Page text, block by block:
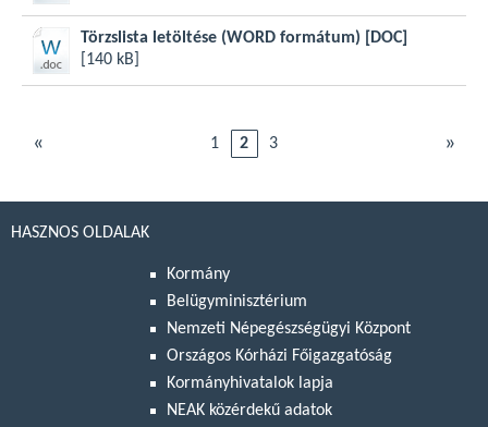
Törzslista letöltése (WORD formátum)
[DOC]
[140 kB]
« 1 2 3 »
HASZNOS OLDALAK
Kormány
Belügyminisztérium
Nemzeti Népegészségügyi Központ
Országos Kórházi Főigazgatóság
Kormányhivatalok lapja
NEAK közérdekű adatok